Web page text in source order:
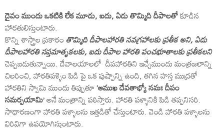
దైవం ముందు ఒకటికి లేక మూడు, ఐదు, ఏడు తొమ్మిది దీపాలతోకూడిన
హారతులిస్తుంటారు.
కొన్ని శాస్త్రాల ప్రకారంతొమ్మిది దీపాలహారతి నవగ్రహాలకు ప్రతీక అని, ఏడు
దీపాలహారతి సప్తమాతృకలకు, ఐదు దీపాల హారతి పంచభూతాలకు ప్రతీకలని
చెప్పబడుతున్నాయి. దేవాలయాలలో దీపహారతిని ఇచ్చేముందు మంత్రజలాన్ని
చిలరించి, హారతిపళ్ళెం పిడి పై ఒక పుష్పాన్ని ఉంది, తగిన హస్త ముద్రతో
హారతిని స్వామి ముందు తిప్పుతూ‘ఆముఖ దేవతాభ్యో నమః దీపం
సమర్పయామి’అనే మంత్రాన్ని పఠిస్తారు. హారతి పళ్ళానికి పిడి తప్పనిసరి.
సాధారణంగా హారతి పళ్ళాలను ఇత్తడితో చేస్తుంటారు. వెండి హారతి పళ్ళాలను
విరివిగా ఉపయోగిస్తుంటారు.